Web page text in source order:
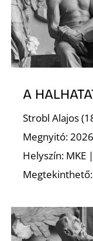
A
Strobl Alajos
Megnyitó:
Helyszín: MKE